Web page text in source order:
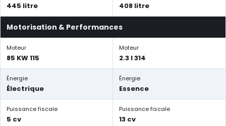
445 litre 408 litre
Motorisation & Performances
Moteur
85 KW 115
Moteur
2.3 l 314
Énergie
Électrique
Énergie
Essence
Puissance fiscale
5 cv
Puissance fiscale
13 cv